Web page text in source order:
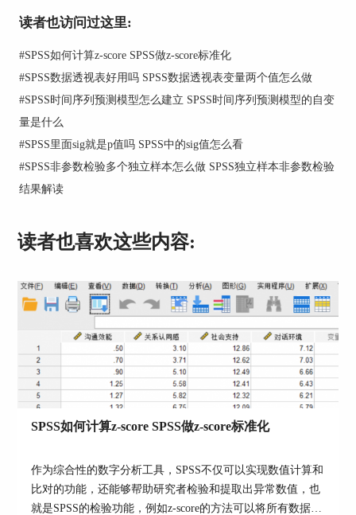
图2：数据重构或转置功能
三、选择转置所有数据
由于本文主要讲解的是数据重构的功能，因此使用
构数据向导后，选择“转置所有数据”，实际上选择
该项后，向导就会关闭，并转到“转置”对话框。
读者也访问过这里:
#SPSS如何计算z-score SPSS做z-score标准化
#SPSS数据透视表好用吗 SPSS数据透视表变量两个值怎么做
#SPSS时间序列预测模型怎么建立 SPSS时间序列预测模型的自变
量是什么
#SPSS里面sig就是p值吗 SPSS中的sig值怎么看
#SPSS非参数检验多个独立样本怎么做 SPSS独立样本非参数检验
结果解读
读者也喜欢这些内容:
SPSS如何计算z-score SPSS做z-score标准化
作为综合性的数字分析工具，SPSS不仅可以实现数值计算和
比对的功能，还能够帮助研究者检验和提取出异常数值，也
就是SPSS的检验功能，例如z-score的方法可以将所有数据转